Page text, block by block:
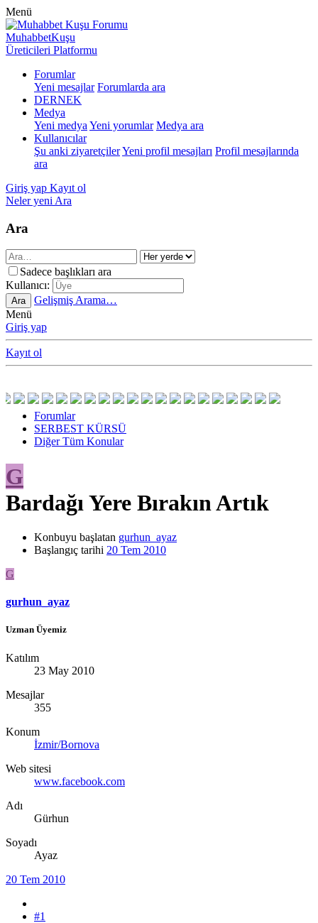
Menü
MuhabbetKuşu
Üreticileri Platformu
Forumlar
Yeni mesajlar Forumlarda ara
DERNEK
Medya
Yeni medya Yeni yorumlar Medya ara
Kullanıcılar
Şu anki ziyaretçilerYeni profil mesajları Profil mesajlarında
ara
Giriş yap Kayıt ol
Neler yeni Ara
Ara
Sadece başlıkları ara
Kullanıcı:
Ara
Gelişmiş Arama…
Menü
Giriş yap
Kayıt ol
Forumlar
SERBEST KÜRSÜ
Diğer Tüm Konular
G
Bardağı Yere Bırakın Artık
Konbuyu başlatan gurhun_ayaz
Başlangıç tarihi 20 Tem 2010
G
gurhun_ayaz
Uzman Üyemiz
Katılım
23 May 2010
Mesajlar
355
Konum
İzmir/Bornova
Web sitesi
www.facebook.com
Adı
Gürhun
Soyadı
Ayaz
20 Tem 2010
#1